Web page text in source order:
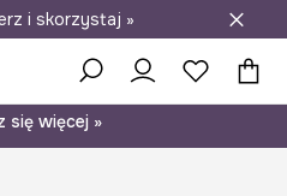
do salonów
i skorzystaj »
się więcej »